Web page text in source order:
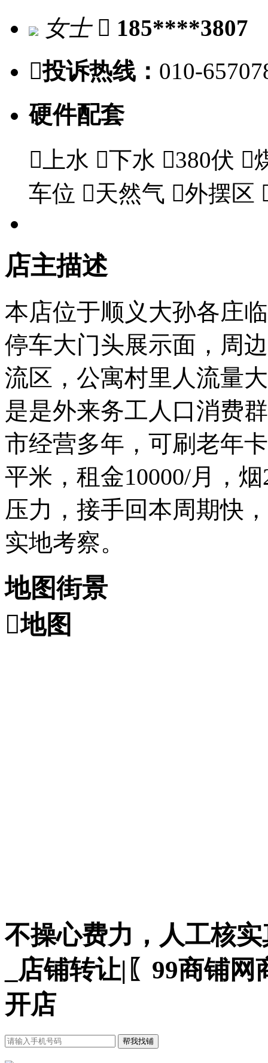
女士  185****3807
投诉热线： 010-
硬件配套
 上水 下水 380伏 
车位 天然气 外摆区
店主描述
本店位于顺义大孙各庄
停车大门头展示面，周
流区，公寓村里人流量
是是外来务工人口消费
市经营多年，可刷老年
平米，租金10000/月，
压力，接手回本周期快
实地考察。
地图街景
地图
不操心费力，人工核
_店铺转让|〖99商铺
开店